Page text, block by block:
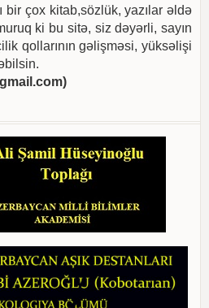
bir çox kitab,sözlük, yazılar əldə
ki bu sitə, siz dəyərli, sayın
qollarının gəlişməsi, yüksəlişi
)